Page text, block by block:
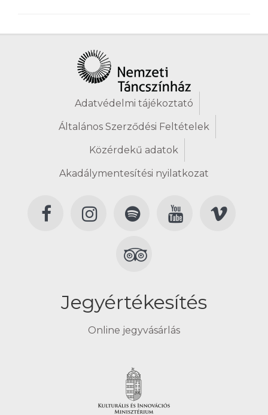
Adatvédelmi tájékoztató
Általános Szerződési Feltételek
Közérdekű adatok
Akadálymentesítési nyilatkozat
Jegyértékesítés
Online jegyvásárlás